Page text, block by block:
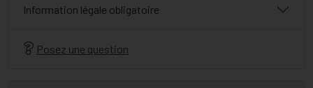
Information légale obligatoire
Posez une question